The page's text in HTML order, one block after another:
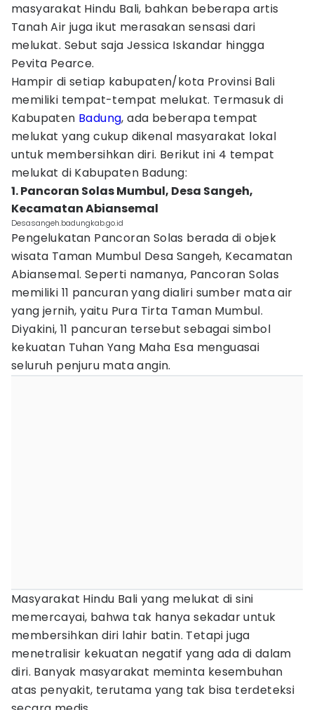
masyarakat Hindu Bali, bahkan beberapa artis
Tanah Air juga ikut merasakan sensasi dari
melukat. Sebut saja Jessica Iskandar hingga
Pevita Pearce.
Hampir di setiap kabupaten/kota Provinsi Bali
memiliki tempat-tempat melukat. Termasuk di
Kabupaten Badung, ada beberapa tempat
melukat yang cukup dikenal masyarakat lokal
untuk membersihkan diri. Berikut ini 4 tempat
melukat di Kabupaten Badung:
1. Pancoran Solas Mumbul, Desa Sangeh,
Kecamatan Abiansemal
Desasangeh.badungkab.go.id
Pengelukatan Pancoran Solas berada di objek
wisata Taman Mumbul Desa Sangeh, Kecamatan
Abiansemal. Seperti namanya, Pancoran Solas
memiliki 11 pancuran yang dialiri sumber mata air
yang jernih, yaitu Pura Tirta Taman Mumbul.
Diyakini, 11 pancuran tersebut sebagai simbol
kekuatan Tuhan Yang Maha Esa menguasai
seluruh penjuru mata angin.
Masyarakat Hindu Bali yang melukat di sini
memercayai, bahwa tak hanya sekadar untuk
membersihkan diri lahir batin. Tetapi juga
menetralisir kekuatan negatif yang ada di dalam
diri. Banyak masyarakat meminta kesembuhan
atas penyakit, terutama yang tak bisa terdeteksi